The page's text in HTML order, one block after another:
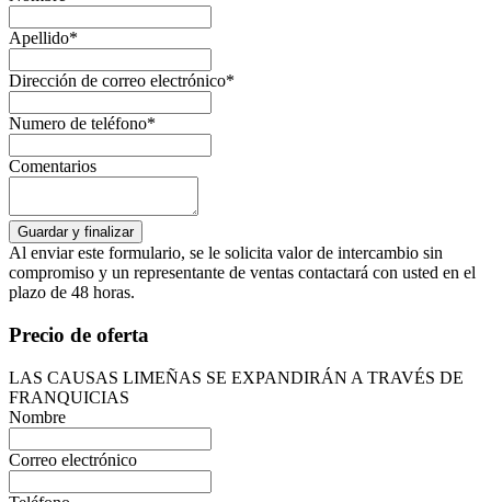
Apellido*
Dirección de correo electrónico*
Numero de teléfono*
Comentarios
Al enviar este formulario, se le solicita valor de intercambio sin
compromiso y un representante de ventas contactará con usted en el
plazo de 48 horas.
Precio de oferta
LAS CAUSAS LIMEÑAS SE EXPANDIRÁN A TRAVÉS DE
FRANQUICIAS
Nombre
Correo electrónico